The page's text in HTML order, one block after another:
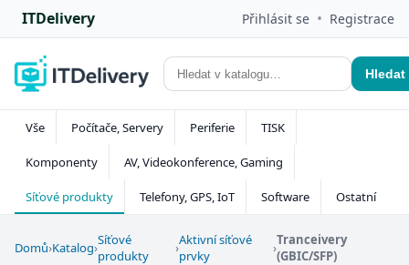
ITDelivery Přihlásit se • Registrace
Hledat
Vše Počítače, Servery Periferie TISK
Komponenty AV, Videokonference, Gaming
Síťové produkty Telefony, GPS, IoT Software Ostatní
Domů›Katalog›Síťové
produkty
›Aktivní síťové
prvky
›Tranceivery
(GBIC/SFP)